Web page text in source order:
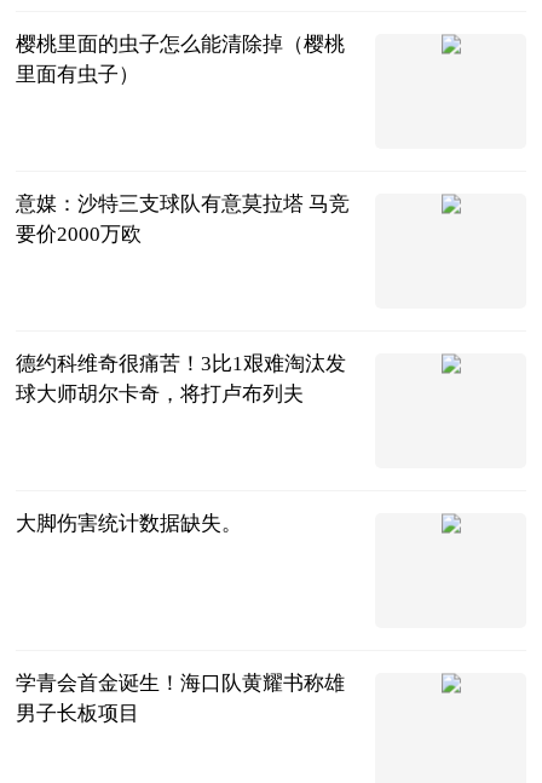
樱桃里面的虫子怎么能清除掉（樱桃
里面有虫子）
意媒：沙特三支球队有意莫拉塔 马竞
要价2000万欧
德约科维奇很痛苦！3比1艰难淘汰发
球大师胡尔卡奇，将打卢布列夫
大脚伤害统计数据缺失。
学青会首金诞生！海口队黄耀书称雄
男子长板项目